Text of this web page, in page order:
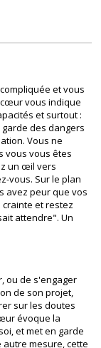
et vous
vous indique
et surtout :
des dangers
Vous ne
vous vous êtes
un œil vers
vous. Sur le plan
avez peur que vos
et restez
attendre". Un
ou de s'engager
de son projet,
sur les doutes
évoque la
et met en garde
mesure, cette